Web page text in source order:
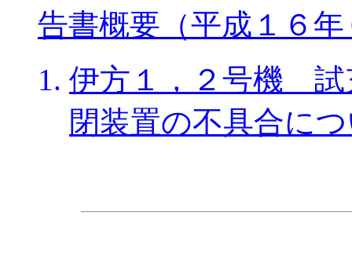
告書概要（平成１６
伊方１，２号機 試
閉装置の不具合に